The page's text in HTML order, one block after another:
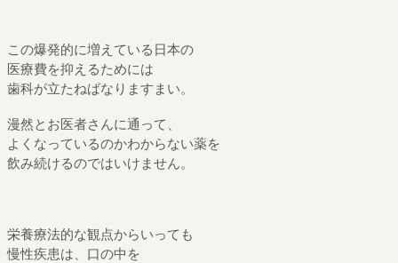
この爆発的に増えている日本の
医療費を抑えるためには
歯科が立たねばなりますまい。
漫然とお医者さんに通って、
よくなっているのかわからない薬を
飲み続けるのではいけません。
栄養療法的な観点からいっても
慢性疾患は、口の中を